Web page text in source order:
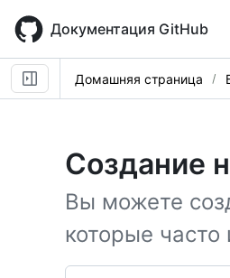
main
content
Документация GitHub
Домашняя страница
Создание
Вы можете
которые часто